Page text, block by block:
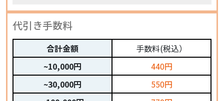
代引き手数料
合計金額
~10,000円
~30,000円
手数料(税込）
440円
550円